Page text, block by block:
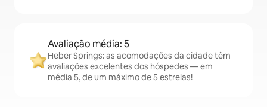
Avaliação média: 5
Heber Springs: as acomodações da cidade têm
avaliações excelentes dos hóspedes — em
média 5, de um máximo de 5 estrelas!